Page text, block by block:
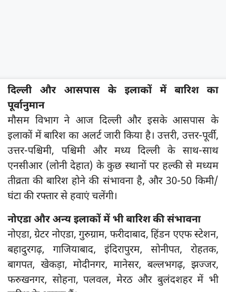
दिल्ली और आसपास के इलाकों में बारिश का
पूर्वानुमान
मौसम विभाग ने आज दिल्ली और इसके आसपास के
इलाकों में बारिश का अलर्ट जारी किया है। उत्तरी, उत्तर-पूर्वी,
उत्तर-पश्चिमी, पश्चिमी और मध्य दिल्ली के साथ-साथ
एनसीआर (लोनी देहात) के कुछ स्थानों पर हल्की से मध्यम
तीव्रता की बारिश होने की संभावना है, और 30-50 किमी/
घंटा की रफ्तार से हवाएं चलेंगी।
नोएडा और अन्य इलाकों में भी बारिश की संभावना
नोएडा, ग्रेटर नोएडा, गुरुग्राम, फरीदाबाद, हिंडन एएफ स्टेशन,
बहादुरगढ़, गाजियाबाद, इंदिरापुरम, सोनीपत, रोहतक,
बागपत, खेकड़ा, मोदीनगर, मानेसर, बल्लभगढ़, झज्जर,
फरुखनगर, सोहना, पलवल, मेरठ और बुलंदशहर में भी